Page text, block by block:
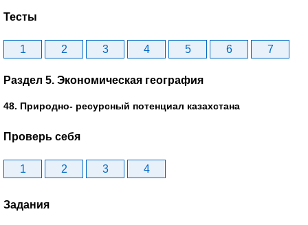
Тесты
1 2 3 4 5 6 7
Раздел 5. Экономическая география
48. Природно- ресурсный потенциал казахстана
Проверь себя
1 2 3 4
Задания